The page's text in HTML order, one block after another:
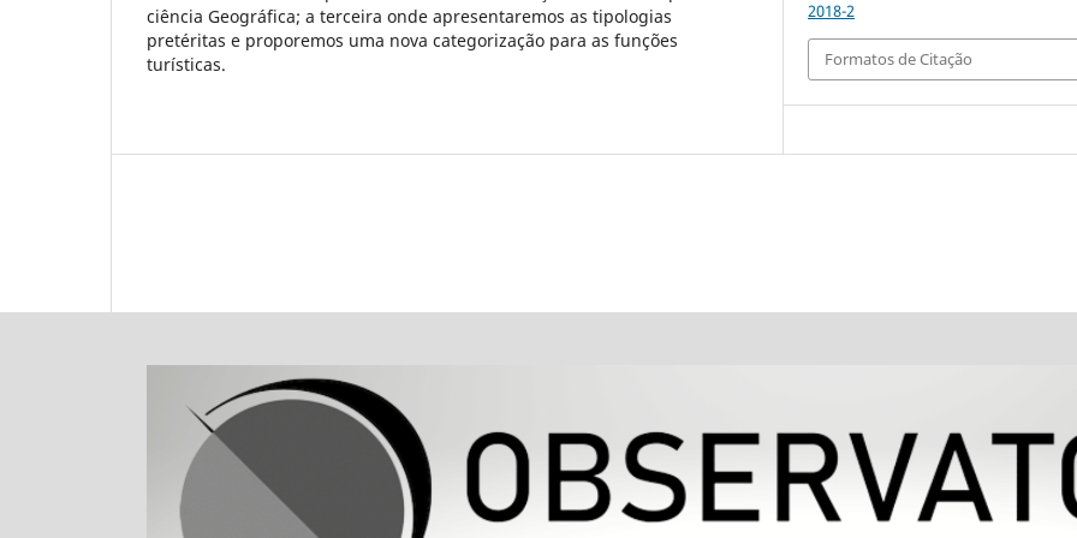
ciência Geográfica; a terceira onde apresentaremos as tipologias
pretéritas e proporemos uma nova categorização para as funções
turísticas.
2018-2
Formatos de Citação